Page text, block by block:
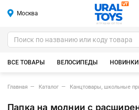
Москва
ИГРУШКИ ОПТОМ
ВСЕ ТОВАРЫ ВЕЛОСИПЕДЫ НОВИНКИ
Главная Каталог Канцтовары, школьные
Папка на молнии с